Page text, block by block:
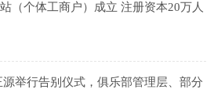
（个体工商户）成立 注册资本20万人
举行告别仪式，俱乐部管理层、部分